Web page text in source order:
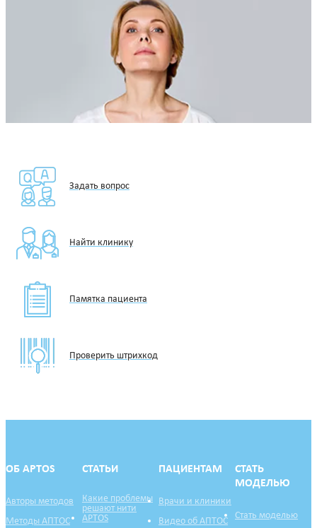
Задать вопрос
Найти клинику
Памятка пациента
Проверить штрихкод
ОБ APTOS
Авторы методов
Методы АПТОС
СТАТЬИ
Какие проблемы
решают нити
APTOS
ПАЦИЕНТАМ
Врачи и клиники
Видео об АПТОС
СТАТЬ
МОДЕЛЬЮ
Стать моделью